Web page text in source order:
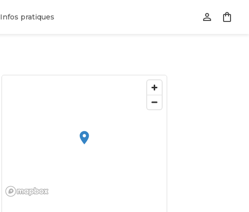
Infos pratiques